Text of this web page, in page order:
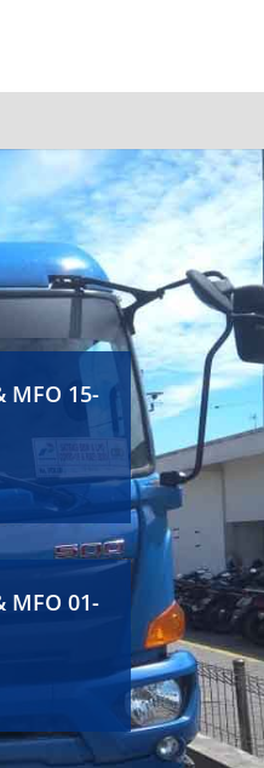
MFO 15-
MFO 01-